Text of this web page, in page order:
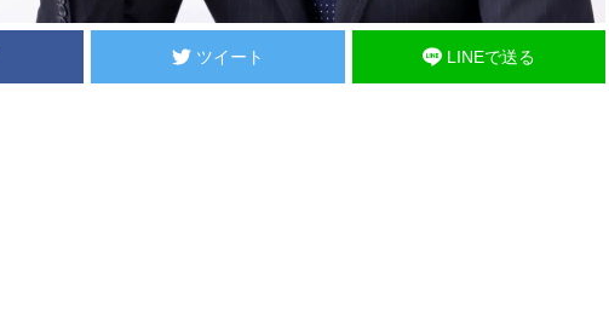
ツイート LINEで送る